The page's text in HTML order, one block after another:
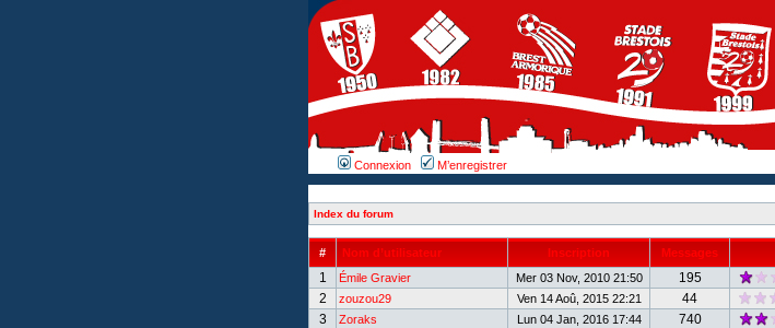
Connexion M’enregistrer
Index du forum
# Nom d’utilisateur Inscription Messages
1 Émile Gravier Mer 03 Nov, 2010 21:50 195
2
zouzou29 Ven 14 Aoû, 2015 22:21 44
3
Zoraks Lun 04 Jan, 2016 17:44 740